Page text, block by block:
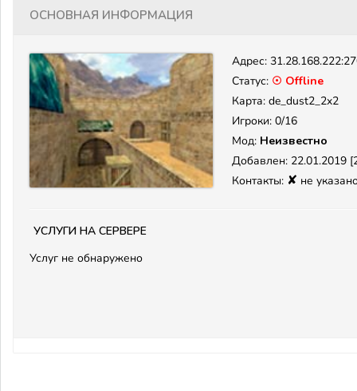
Основная информация
Адрес:
Статус: ☉ Offline
Карта: de_dust2_2x2
Игроки: 0/16
Мод: Неизвестно
Добавлен: 22.01.2019
Контакты: ✘ не
Услуги на сервере
Услуг не обнаружено